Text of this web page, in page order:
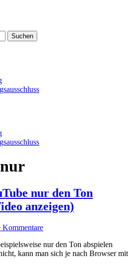
nur
nur den Ton
anzeigen)
Kommentare
nur den Ton abspielen
kann man sich je nach Browser mit